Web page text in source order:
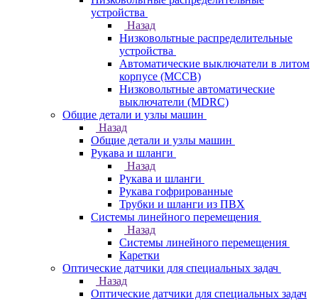
устройства
Назад
Низковольтные распределительные
устройства
Автоматические выключатели в литом
корпусе (MCCB)
Низковольтные автоматические
выключатели (MDRC)
Общие детали и узлы машин
Назад
Общие детали и узлы машин
Рукава и шланги
Назад
Рукава и шланги
Рукава гофрированные
Трубки и шланги из ПВХ
Системы линейного перемещения
Назад
Системы линейного перемещения
Каретки
Оптические датчики для специальных задач
Назад
Оптические датчики для специальных задач